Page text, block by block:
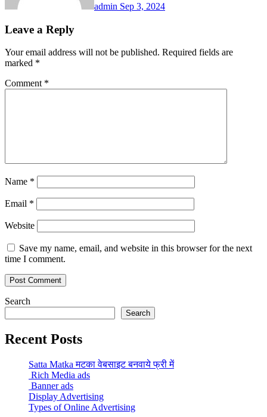
admin Sep 3, 2024
Leave a Reply
Your email address will not be published. Required fields are
marked *
Comment *
Name *
Email *
Website
Save my name, email, and website in this browser for the next
time I comment.
Search
Search
Recent Posts
Satta Matka मटका वेबसाइट बनवाये फ्री में
Rich Media ads
Banner ads
Display Advertising
Types of Online Advertising